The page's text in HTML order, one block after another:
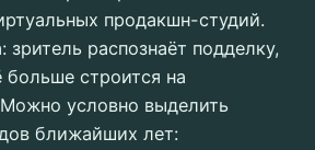
продакшн-студий.
зритель распознаёт подделку,
больше строится на
Можно условно выделить
ближайших лет: